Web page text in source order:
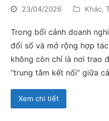
23/04/2026 Khác,
Trong bối cảnh doanh
đổi số và mở rộng hợp
không còn chỉ là nơi trao
“trung tâm kết nối” giữa
Xem chi tiết